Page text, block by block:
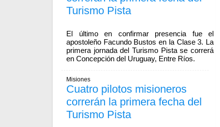
Turismo Pista
El último en confirmar presencia fue el
apostoleño Facundo Bustos en la Clase 3. La
primera jornada del Turismo Pista se correrá
en Concepción del Uruguay, Entre Ríos.
Misiones
Cuatro pilotos misioneros
correrán la primera fecha del
Turismo Pista